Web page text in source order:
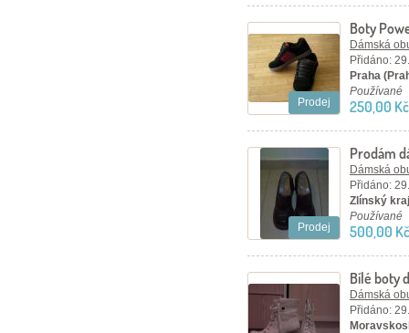
Prodej
Boty
Dámská
Přidáno:
Praha
Používané
250,00 Kč
Prodej
Prodám
kožené
Dámská
Přidáno:
Zlínský
Používané
500,00 Kč
Bílé boty
Dámská
Přidáno: